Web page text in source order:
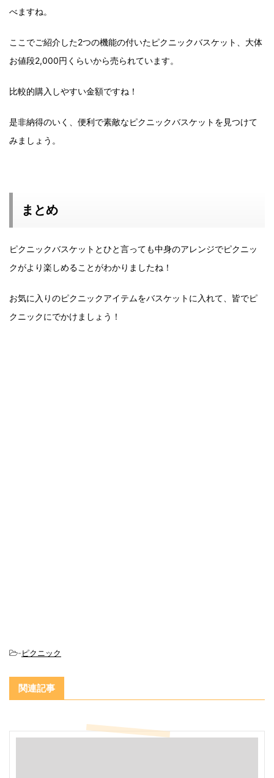
べますね。
ここでご紹介した2つの機能の付いたピクニックバスケット、大体
お値段2,000円くらいから売られています。
比較的購入しやすい金額ですね！
是非納得のいく、便利で素敵なピクニックバスケットを見つけて
みましょう。
まとめ
ピクニックバスケットとひと言っても中身のアレンジでピクニッ
クがより楽しめることがわかりましたね！
お気に入りのピクニックアイテムをバスケットに入れて、皆でピ
クニックにでかけましょう！
-ピクニック
関連記事